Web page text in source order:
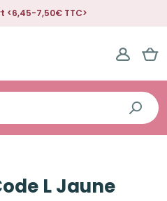
<6,45-7,50€ TTC>
L Jaune